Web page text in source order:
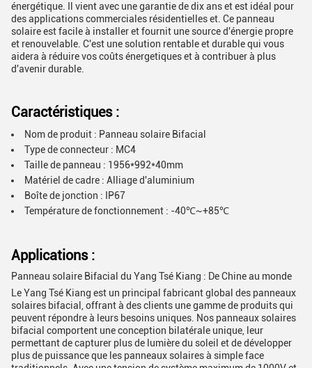
énergétique. Il vient avec une garantie de dix ans et est idéal pour
des applications commerciales résidentielles et. Ce panneau
solaire est facile à installer et fournit une source d'énergie propre
et renouvelable. C'est une solution rentable et durable qui vous
aidera à réduire vos coûts énergetiques et à contribuer à plus
d'avenir durable.
Caractéristiques :
Nom de produit : Panneau solaire Bifacial
Type de connecteur : MC4
Taille de panneau : 1956*992*40mm
Matériel de cadre : Alliage d'aluminium
Boîte de jonction : IP67
Température de fonctionnement : -40℃~+85℃
Applications :
Panneau solaire Bifacial du Yang Tsé Kiang : De Chine au monde
Le Yang Tsé Kiang est un principal fabricant global des panneaux
solaires bifacial, offrant à des clients une gamme de produits qui
peuvent répondre à leurs besoins uniques. Nos panneaux solaires
bifacial comportent une conception bilatérale unique, leur
permettant de capturer plus de lumière du soleil et de développer
plus de puissance que les panneaux solaires à simple face